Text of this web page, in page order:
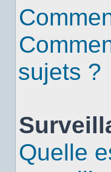
sujets ?
Quelle